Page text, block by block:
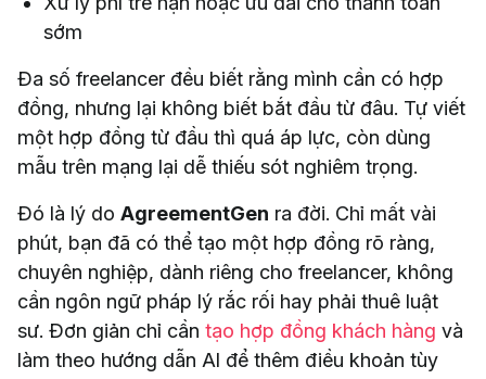
sớm
Đa số freelancer đều biết rằng mình cần có hợp
đồng, nhưng lại không biết bắt đầu từ đâu. Tự viết
một hợp đồng từ đầu thì quá áp lực, còn dùng
mẫu trên mạng lại dễ thiếu sót nghiêm trọng.
Đó là lý do AgreementGen ra đời. Chỉ mất vài
phút, bạn đã có thể tạo một hợp đồng rõ ràng,
chuyên nghiệp, dành riêng cho freelancer, không
cần ngôn ngữ pháp lý rắc rối hay phải thuê luật
sư. Đơn giản chỉ cần tạo hợp đồng khách hàng và
làm theo hướng dẫn AI để thêm điều khoản tùy